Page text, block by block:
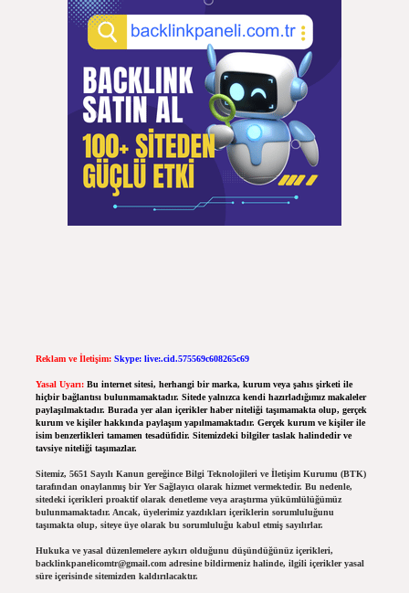
Reklam ve İletişim: Skype: live:.cid.575569c608265c69
Yasal Uyarı: Bu internet sitesi, herhangi bir marka, kurum veya şahıs şirketi ile
hiçbir bağlantısı bulunmamaktadır. Sitede yalnızca kendi hazırladığımız makaleler
paylaşılmaktadır. Burada yer alan içerikler haber niteliği taşımamakta olup, gerçek
kurum ve kişiler hakkında paylaşım yapılmamaktadır. Gerçek kurum ve kişiler ile
isim benzerlikleri tamamen tesadüfidir. Sitemizdeki bilgiler taslak halindedir ve
tavsiye niteliği taşımazlar.
Sitemiz, 5651 Sayılı Kanun gereğince Bilgi Teknolojileri ve İletişim Kurumu (BTK)
tarafından onaylanmış bir Yer Sağlayıcı olarak hizmet vermektedir. Bu nedenle,
sitedeki içerikleri proaktif olarak denetleme veya araştırma yükümlülüğümüz
bulunmamaktadır. Ancak, üyelerimiz yazdıkları içeriklerin sorumluluğunu
taşımakta olup, siteye üye olarak bu sorumluluğu kabul etmiş sayılırlar.
Hukuka ve yasal düzenlemelere aykırı olduğunu düşündüğünüz içerikleri,
backlinkpanelicomtr@gmail.comadresine bildirmeniz halinde, ilgili içerikler yasal
süre içerisinde sitemizden kaldırılacaktır.